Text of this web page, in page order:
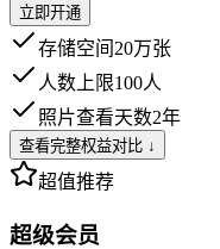
立即开通
存储空间 20万张
人数上限100人
照片查看天数2年
查看完整权益对比 ↓
超值推荐
超级会员